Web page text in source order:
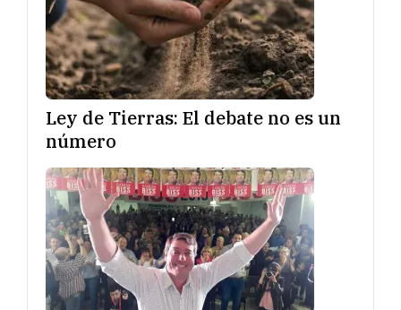
Ley de Tierras: El debate no es un
número